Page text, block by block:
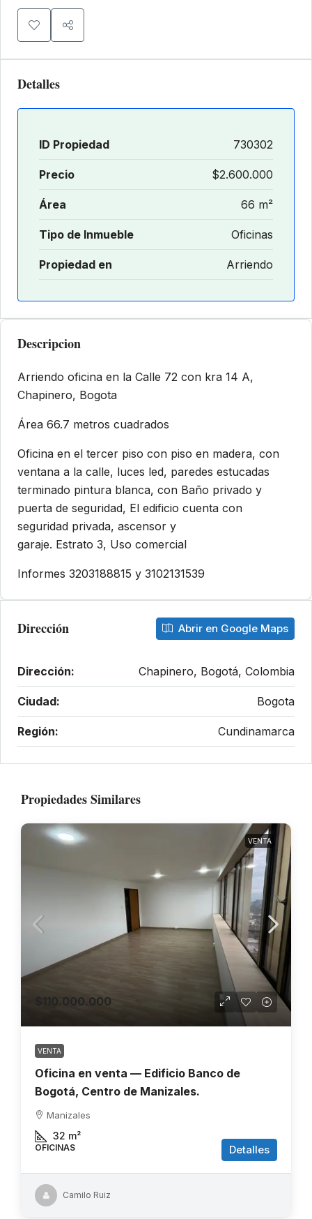
Detalles
ID Propiedad 730302
Precio $2.600.000
Área 66 m²
Tipo de Inmueble Oficinas
Propiedad en Arriendo
Descripcion
Arriendo oficina en la Calle 72 con kra 14 A,
Chapinero, Bogota
Área 66.7 metros cuadrados
Oficina en el tercer piso con piso en madera, con
ventana a la calle, luces led, paredes estucadas
terminado pintura blanca, con Baño privado y
puerta de seguridad, El edificio cuenta con
seguridad privada, ascensor y
garaje. Estrato 3, Uso comercial
Informes 3203188815 y 3102131539
Dirección Abrir en Google Maps
Dirección: Chapinero, Bogotá, Colombia
Ciudad: Bogota
Región: Cundinamarca
Propiedades Similares
VENTA
$110.000.000
VENTA
Oficina en venta — Edificio Banco de
Bogotá, Centro de Manizales.
Manizales
32 m²
OFICINAS Detalles
Camilo Ruiz